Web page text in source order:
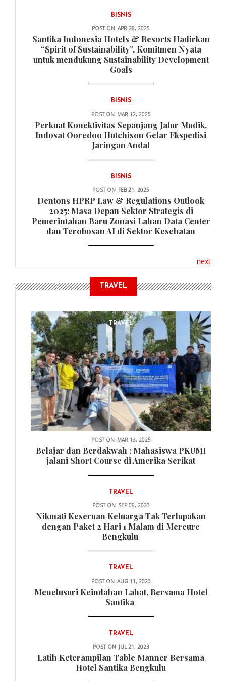
BISNIS
POST ON APR 28, 2025
Santika Indonesia Hotels & Resorts Hadirkan
“Spirit of Sustainability”, Komitmen Nyata
untuk mendukung Sustainability Development
Goals
BISNIS
POST ON MAR 12, 2025
Perkuat Konektivitas Sepanjang Jalur Mudik,
Indosat Ooredoo Hutchison Gelar Ekspedisi
Jaringan Andal
BISNIS
POST ON FEB 21, 2025
Dentons HPRP Law & Regulations Outlook
2025: Masa Depan Sektor Strategis di
Pemerintahan Baru Zonasi Lahan Data Center
dan Terobosan AI di Sektor Kesehatan
next
TRAVEL
TRAVEL
POST ON MAR 13, 2025
Belajar dan Berdakwah : Mahasiswa PKUMI
jalani Short Course di Amerika Serikat
TRAVEL
POST ON SEP 09, 2023
Nikmati Keseruan Keluarga Tak Terlupakan
dengan Paket 2 Hari 1 Malam di Mercure
Bengkulu
TRAVEL
POST ON AUG 11, 2023
Menelusuri Keindahan Lahat, Bersama Hotel
Santika
TRAVEL
POST ON JUL 21, 2023
Latih Keterampilan Table Manner Bersama
Hotel Santika Bengkulu